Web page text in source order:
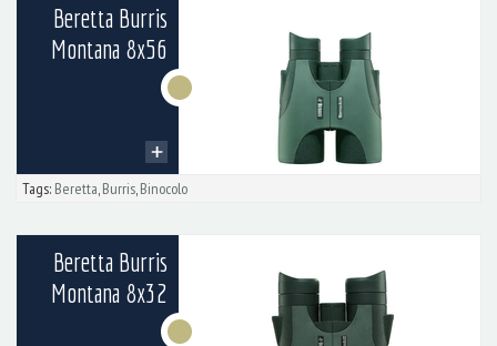
Beretta Burris
Montana 8x56
Tags: Beretta,Burris,Binocolo
Beretta Burris
Montana 8x32